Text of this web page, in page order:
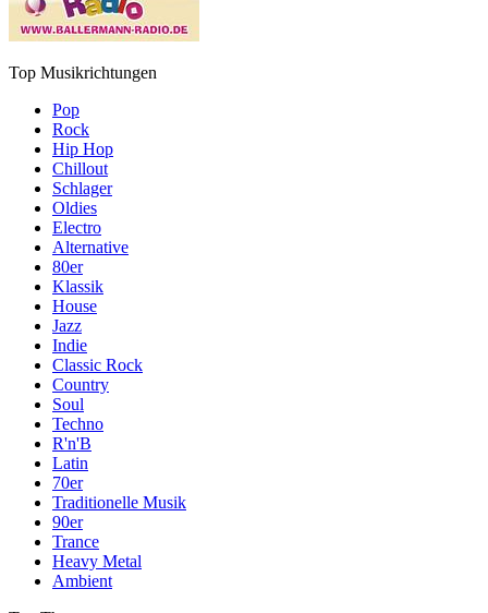
Top Musikrichtungen
Pop
Rock
Hip Hop
Chillout
Schlager
Oldies
Electro
Alternative
80er
Klassik
House
Jazz
Indie
Classic Rock
Country
Soul
Techno
R'n'B
Latin
70er
Traditionelle Musik
90er
Trance
Heavy Metal
Ambient